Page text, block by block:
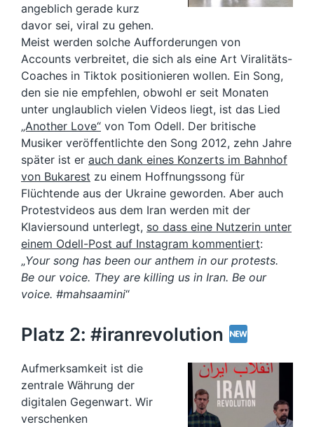
angeblich gerade kurz
davor sei, viral zu gehen.
Meist werden solche Aufforderungen von
Accounts verbreitet, die sich als eine Art Viralitäts-
Coaches in Tiktok positionieren wollen. Ein Song,
den sie nie empfehlen, obwohl er seit Monaten
unter unglaublich vielen Videos liegt, ist das Lied
„Another Love“ von Tom Odell. Der britische
Musiker veröffentlichte den Song 2012, zehn Jahre
später ist er auch dank eines Konzerts im Bahnhof
von Bukarest zu einem Hoffnungssong für
Flüchtende aus der Ukraine geworden. Aber auch
Protestvideos aus dem Iran werden mit der
Klaviersound unterlegt, so dass eine Nutzerin unter
einem Odell-Post auf Instagram kommentiert:
„Your song has been our anthem in our protests.
Be our voice. They are killing us in Iran. Be our
voice. #mahsaamini“
Platz 2: #iranrevolution
Aufmerksamkeit ist die
zentrale Währung der
digitalen Gegenwart. Wir
verschenken